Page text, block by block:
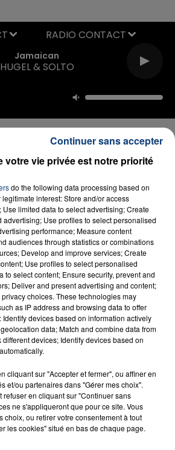
Jamaican
HUGEL & SOLTO
RADIO CONTACT
À LENS : UNE FEMME ET
LA VIE ET LA...
par le feu après avoir
et leur bébé de trois mois
votre vie privée est notre priorité
do the following data processing based on
interest: Store and/or access
limited data to select advertising; Create
Use profiles to select personalised
performance; Measure content
audiences through statistics or combinations
Develop and improve services; Create
Use profiles to select personalised
to select content; Ensure security, prevent and
Deliver and present advertising and content;
choices. These technologies may
as IP address and browsing data to offer
devices based on information actively
data; Match and combine data from
devices; Identify devices based on
cliquant sur "Accepter et fermer", ou affiner en
et/ou partenaires dans "Gérer mes choix".
refuser en cliquant sur "Continuer sans
ne s'appliqueront que pour ce site. Vous
choix, ou retirer votre consentement à tout
les cookies" situé en bas de chaque page.
Continuer sans accepter